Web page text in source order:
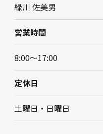
緑川 佐美男
営業時間
8:00～17:00
定休日
土曜日・日曜日